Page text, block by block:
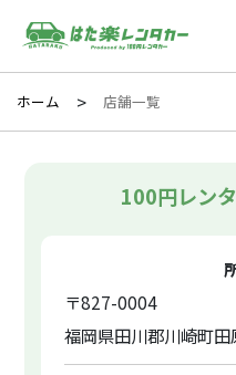
ホーム 店舗一覧
100円レン
〒827-0004
福岡県田川郡川崎町